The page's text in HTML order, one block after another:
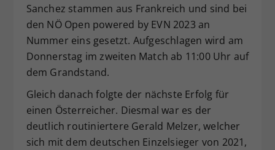
Sanchez stammen aus Frankreich und sind bei
den NÖ Open powered by EVN 2023 an
Nummer eins gesetzt. Aufgeschlagen wird am
Donnerstag im zweiten Match ab 11:00 Uhr auf
dem Grandstand.
Gleich danach folgte der nächste Erfolg für
einen Österreicher. Diesmal war es der
deutlich routiniertere Gerald Melzer, welcher
sich mit dem deutschen Einzelsieger von 2021,